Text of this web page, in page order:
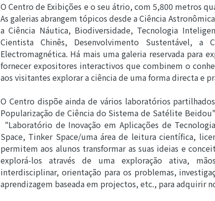
O Centro de Exibições e o seu átrio, com 5,800 metros
As galerias abrangem tópicos desde a Ciência
a Ciência Náutica, Biodiversidade, Tecnologia
Cientista Chinês, Desenvolvimento Sustentável,
Electromagnética. Há mais uma galeria reservada para
fornecer expositores interactivos que combinem o
aos visitantes explorar a ciência de uma forma directa e
O Centro dispõe ainda de vários laboratórios
Popularização de Ciência do Sistema de Satélite
“Laboratório de Inovação em Aplicações de
Space, Tinker Space/uma área de leitura científica,
permitem aos alunos transformar as suas ideias e
explorá-los através de uma exploração ativa,
interdisciplinar, orientação para os problemas,
aprendizagem baseada em projectos, etc., para adquirir